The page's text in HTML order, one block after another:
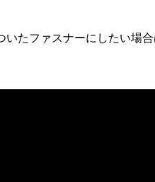
いたファスナーにしたい場